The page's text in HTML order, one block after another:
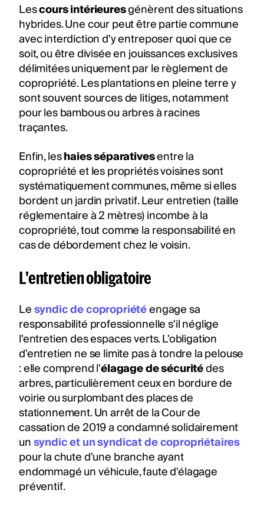
Lescours intérieuresgénèrent des situations
hybrides. Une cour peut être partie commune
avec interdiction d'y entreposer quoi que ce
soit, ou être divisée en jouissances exclusives
délimitées uniquement par le règlement de
copropriété. Les plantations en pleine terre y
sont souvent sources de litiges, notamment
pour les bambous ou arbres à racines
traçantes.
Enfin, leshaies séparativesentre la
copropriété et les propriétés voisines sont
systématiquement communes, même si elles
bordent un jardin privatif. Leur entretien (taille
réglementaire à 2 mètres) incombe à la
copropriété, tout comme la responsabilité en
cas de débordement chez le voisin.
L'entretien obligatoire
Lesyndic de copropriétéengage sa
responsabilité professionnelle s'il néglige
l'entretien des espaces verts. L'obligation
d'entretien ne se limite pas à tondre la pelouse
: elle comprend l'élagage de sécuritédes
arbres, particulièrement ceux en bordure de
voirie ou surplombant des places de
stationnement. Un arrêt de la Cour de
cassation de 2019 a condamné solidairement
unsyndic et un syndicat de copropriétaires
pour la chute d'une branche ayant
endommagé un véhicule, faute d'élagage
préventif.